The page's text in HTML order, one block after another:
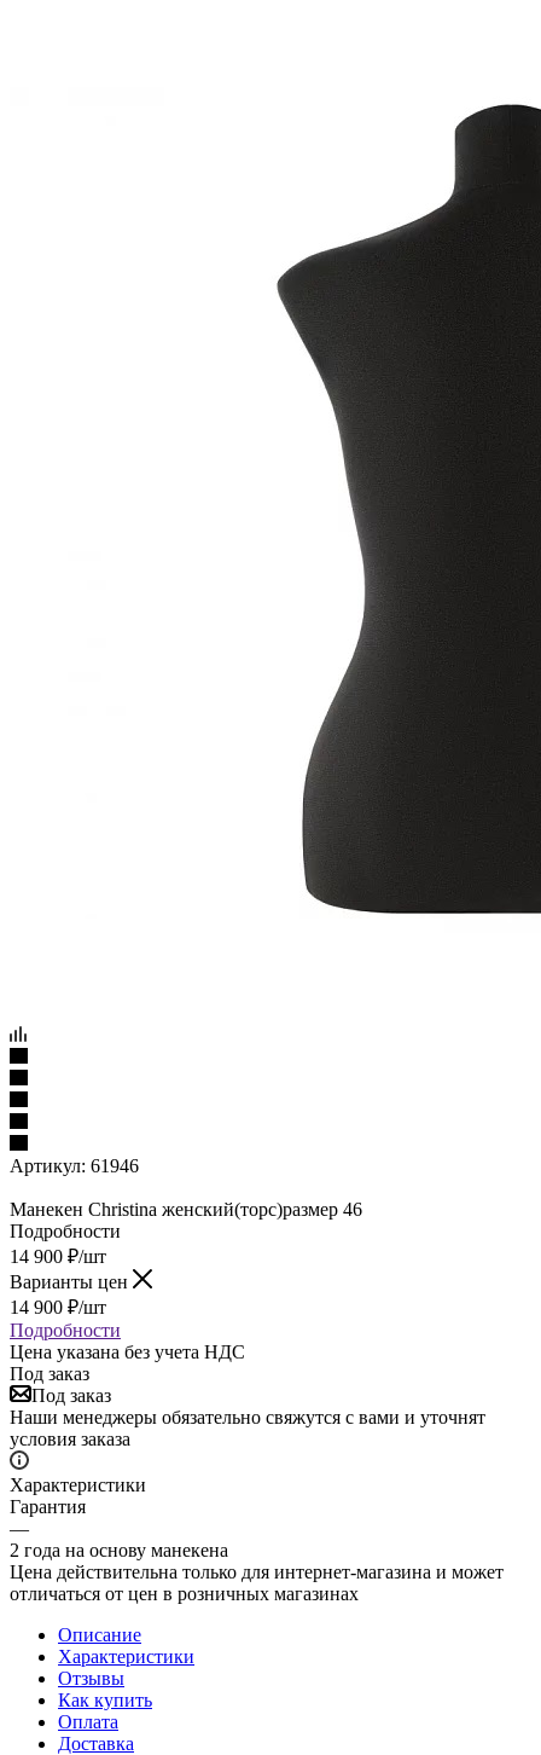
Артикул: 61946
Манекен Christina женский(торс)размер 46
Подробности
14 900 ₽/шт
Варианты цен
14 900 ₽/шт
Подробности
Цена указана без учета НДС
Под заказ
Под заказ
Наши менеджеры обязательно свяжутся с вами и уточнят
условия заказа
Характеристики
Гарантия
—
2 года на основу манекена
Цена действительна только для интернет-магазина и может
отличаться от цен в розничных магазинах
Описание
Характеристики
Отзывы
Как купить
Оплата
Доставка